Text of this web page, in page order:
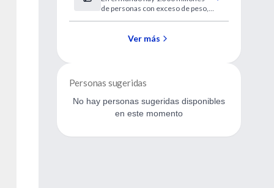
de personas con exceso de peso,
la industria alimentaria y a la
Ver más
Personas sugeridas
No hay personas sugeridas disponibles
en este momento